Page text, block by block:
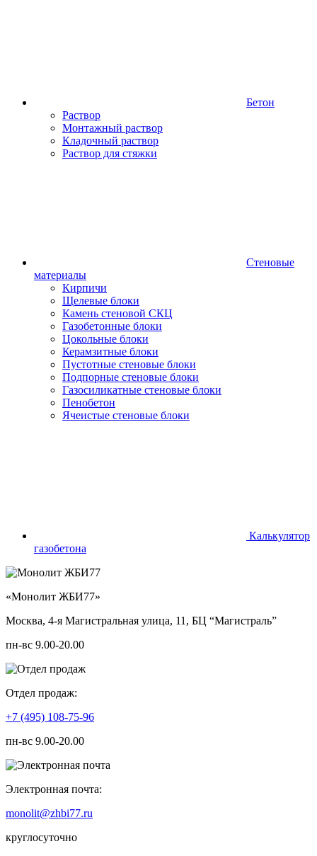
Бетон
Раствор
Монтажный раствор
Кладочный раствор
Раствор для стяжки
Стеновые
материалы
Кирпичи
Щелевые блоки
Камень стеновой СКЦ
Газобетонные блоки
Цокольные блоки
Керамзитные блоки
Пустотные стеновые блоки
Подпорные стеновые блоки
Газосиликатные стеновые блоки
Пенобетон
Ячеистые стеновые блоки
Калькулятор
газобетона
«Монолит ЖБИ77»
Москва, 4-я Магистральная улица, 11, ​БЦ “Магистраль”
пн-вс 9.00-20.00
Отдел продаж:
+7 (495) 108-75-96
пн-вс 9.00-20.00
Электронная почта:
monolit@zhbi77.ru
круглосуточно